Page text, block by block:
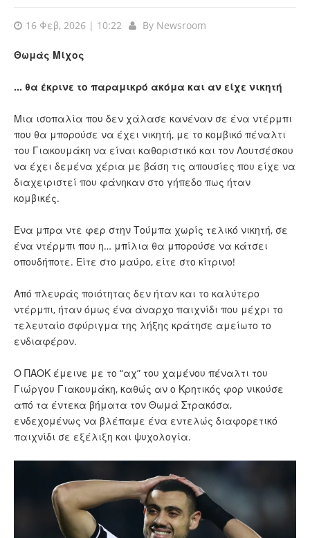
16 Φεβ, 2026 | 10:22 By Newsroom
Θωμάς Μίχος
... θα έκρινε το παραμικρό ακόμα και αν είχε νικητή
Μια ισοπαλία που δεν χάλασε κανέναν σε ένα ντέρμπι
που θα μπορούσε να έχει νικητή, με το κομβικό πέναλτι
του Γιακουμάκη να είναι καθοριστικό και τον Λουτσέσκου
να έχει δεμένα χέρια με βάση τις απουσίες που είχε να
διαχειριστεί που φάνηκαν στο γήπεδο πως ήταν
κομβικές.
Ένα μπρα ντε φερ στην Τούμπα χωρίς τελικό νικητή, σε
ένα ντέρμπι που η… μπίλια θα μπορούσε να κάτσει
οπουδήποτε. Είτε στο μαύρο, είτε στο κίτρινο!
Από πλευράς ποιότητας δεν ήταν και το καλύτερο
ντέρμπι, ήταν όμως ένα άναρχο παιχνίδι που μέχρι το
τελευταίο σφύριγμα της λήξης κράτησε αμείωτο το
ενδιαφέρον.
Ο ΠΑΟΚ έμεινε με το “αχ” του χαμένου πέναλτι του
Γιώργου Γιακουμάκη, καθώς αν ο Κρητικός φορ νικούσε
από τα έντεκα βήματα τον Θωμά Στρακόσα,
ενδεχομένως να βλέπαμε ένα εντελώς διαφορετικό
παιχνίδι σε εξέλιξη και ψυχολογία.